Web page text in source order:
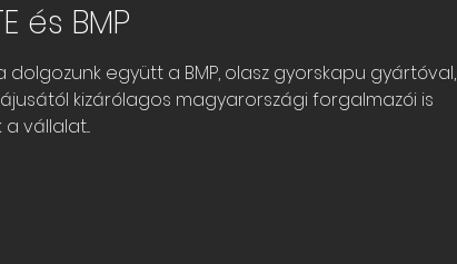
és BMP
dolgozunk együtt a BMP, olasz gyorskapu gyártóval,
kizárólagos magyarországi forgalmazói is
vállalat...